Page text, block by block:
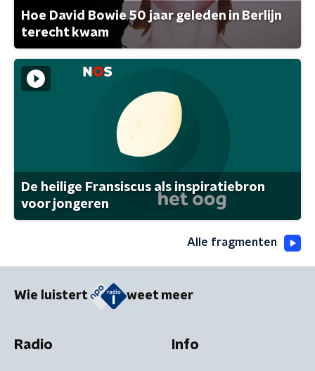
Hoe David Bowie 50 jaar geleden in Berlijn
terecht kwam
De heilige Fransiscus als inspiratiebron
voor jongeren
Alle fragmenten
Wie luistert weet meer
Radio Info